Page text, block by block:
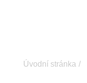
Úvodní stránka